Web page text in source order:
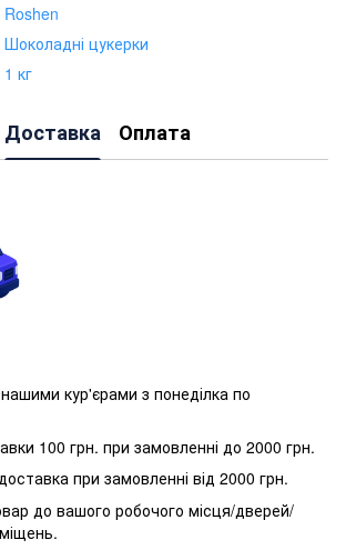
Roshen
Шоколадні цукерки
1 кг
Доставка Оплата
кур'єрами з понеділка по
100 грн. при замовленні до 2000 грн.
при замовленні від 2000 грн.
до вашого робочого місця/дверей/